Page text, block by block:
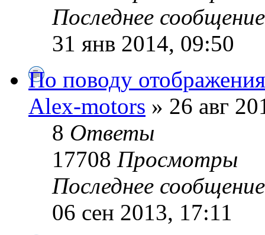
Последнее
31 янв 2014, 09:50
По поводу
Alex-motors » 26 авг
8 Ответы
17708 Просмотры
Последнее
06 сен 2013, 17:11